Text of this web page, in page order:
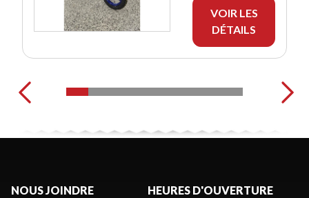
VOIR LES
DÉTAILS
NOUS JOINDRE HEURES D'OUVERTURE